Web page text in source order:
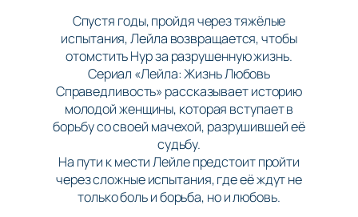
Спустя годы, пройдя через тяжёлые
испытания, Лейла возвращается, чтобы
отомстить Нур за разрушенную жизнь.
Сериал «Лейла: Жизнь Любовь
Справедливость» рассказывает историю
молодой женщины, которая вступает в
борьбу со своей мачехой, разрушившей её
судьбу.
На пути к мести Лейле предстоит пройти
через сложные испытания, где её ждут не
только боль и борьба, но и любовь.